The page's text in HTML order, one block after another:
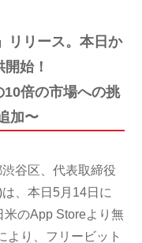
リリース。本日か
始！
倍の市場への挑
加〜
谷区、代表取締役
、本日5月14日に
米のApp Storeより無
より、フリービット